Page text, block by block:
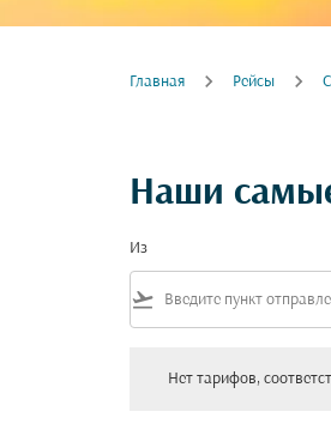
Главная Рейсы
Наши
Из
flight_takeoff
Нет тарифов,